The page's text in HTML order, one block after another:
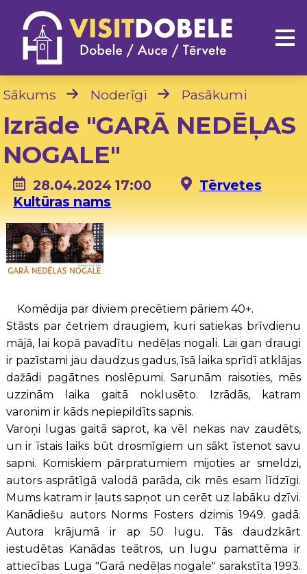
Sākums Noderīgi Pasākumi
Izrāde "GARĀ NEDĒĻAS
NOGALE"
28.04.2024 17:00
Tērvetes
Kultūras nams
Komēdija par diviem precētiem pāriem 40+.
Stāsts par četriem draugiem, kuri satiekas brīvdienu
mājā, lai kopā pavadītu nedēļas nogali. Lai gan draugi
ir pazīstami jau daudzus gadus, īsā laika sprīdī atklājas
dažādi pagātnes noslēpumi. Sarunām raisoties, mēs
uzzinām laika gaitā noklusēto. Izrādās, katram
varonim ir kāds nepiepildīts sapnis.
Varoņi lugas gaitā saprot, ka vēl nekas nav zaudēts,
un ir īstais laiks būt drosmīgiem un sākt īstenot savu
sapni. Komiskiem pārpratumiem mijoties ar smeldzi,
autors asprātīgā valodā parāda, cik mēs esam līdzīgi.
Mums katram ir ļauts sapņot un cerēt uz labāku dzīvi.
Kanādiešu autors Norms Fosters dzimis 1949. gadā.
Autora krājumā ir ap 50 lugu. Tās daudzkārt
iestudētas Kanādas teātros, un lugu pamattēma ir
attiecības. Luga "Garā nedēļas nogale" sarakstīta 1993.